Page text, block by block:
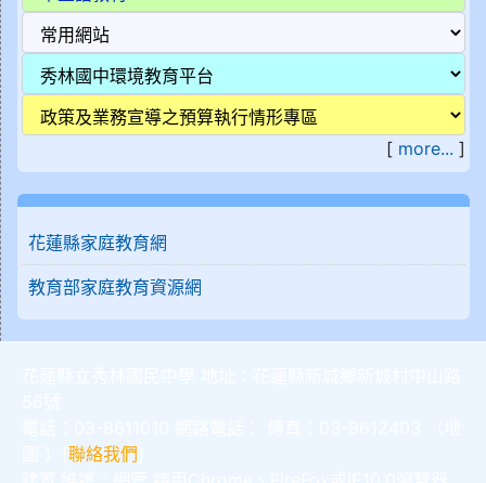
[ more... ]
花蓮縣家庭教育網
教育部家庭教育資源網
聯絡我們